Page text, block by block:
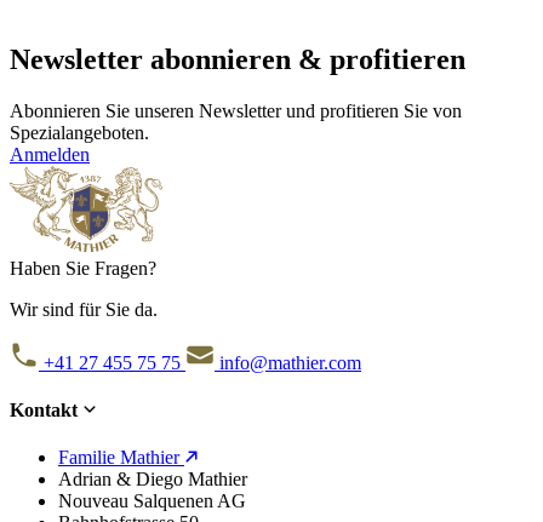
Newsletter abonnieren & profitieren
Abonnieren Sie unseren Newsletter und profitieren Sie von
Spezialangeboten.
Anmelden
Haben Sie Fragen?
Wir sind für Sie da.
+41 27 455 75 75 info@mathier.com
Kontakt
Familie Mathier
Adrian & Diego Mathier
Nouveau Salquenen AG